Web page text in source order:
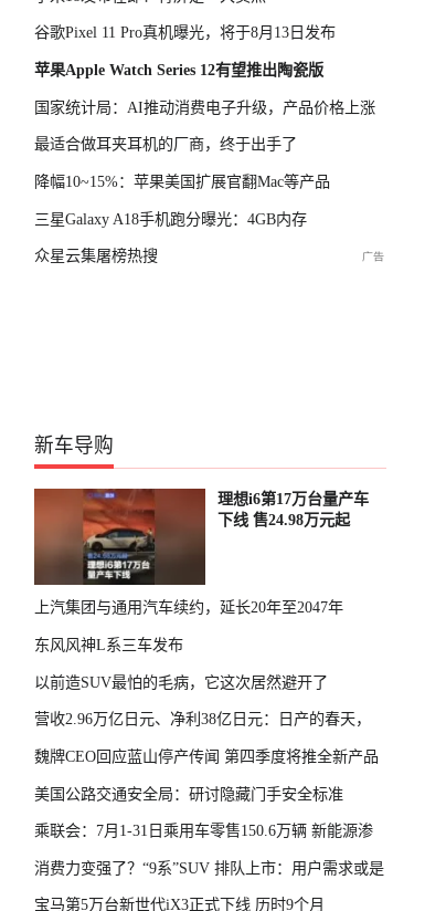
谷歌Pixel 11 Pro真机曝光，将于8月13日发布
苹果Apple Watch Series 12有望推出陶瓷版
国家统计局：AI推动消费电子升级，产品价格上涨
最适合做耳夹耳机的厂商，终于出手了
降幅10~15%：苹果美国扩展官翻Mac等产品
三星Galaxy A18手机跑分曝光：4GB内存
众星云集屠榜热搜
新车导购
理想i6第17万台量产车
下线 售24.98万元起
上汽集团与通用汽车续约，延长20年至2047年
东风风神L系三车发布
以前造SUV最怕的毛病，它这次居然避开了
营收2.96万亿日元、净利38亿日元：日产的春天，
回来了
魏牌CEO回应蓝山停产传闻 第四季度将推全新产品
美国公路交通安全局：研讨隐藏门手安全标准
乘联会：7月1-31日乘用车零售150.6万辆 新能源渗
透率64.4%
消费力变强了？“9系”SUV 排队上市：用户需求或是
主因
宝马第5万台新世代iX3正式下线 历时9个月